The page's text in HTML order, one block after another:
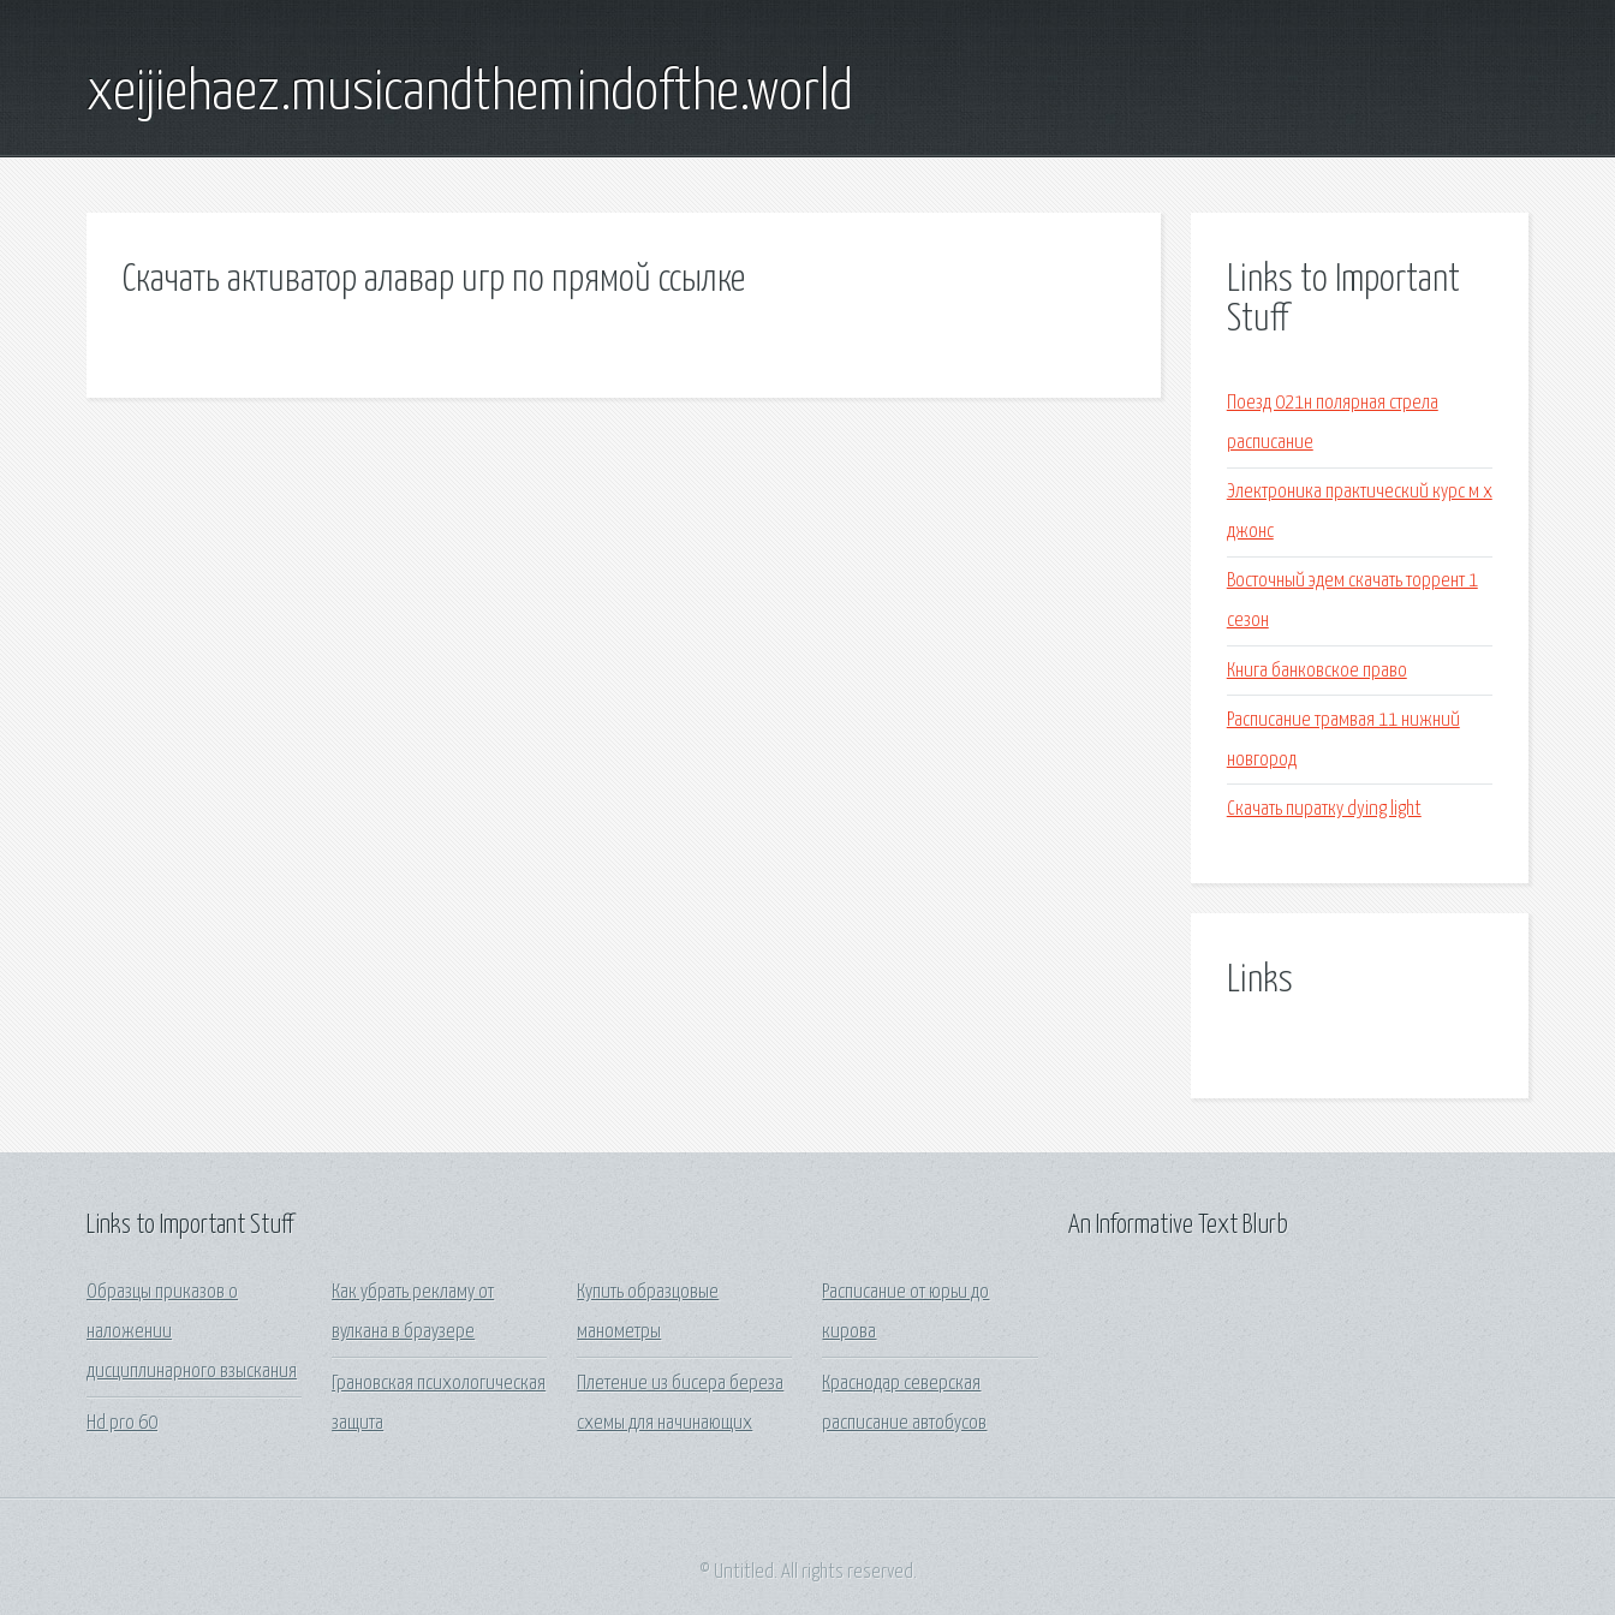
xeijiehaez.musicandthemindofthe.world
Скачать активатор алавар игр по прямой ссылке
Links to Important
Stuff
Поезд 021н полярная стрела
расписание
Электроника практический курс м х
джонс
Восточный эдем скачать торрент 1
сезон
Книга банковское право
Расписание трамвая 11 нижний
новгород
Скачать пиратку dying light
Links
Links to Important Stuff
Образцы приказов о
наложении
дисциплинарного взыскания
Hd pro 60
Как убрать рекламу от
вулкана в браузере
Грановская психологическая
защита
Купить образцовые
манометры
Плетение из бисера береза
схемы для начинающих
Расписание от юрьи до
кирова
Краснодар северская
расписание автобусов
An Informative Text Blurb
© Untitled. All rights reserved.